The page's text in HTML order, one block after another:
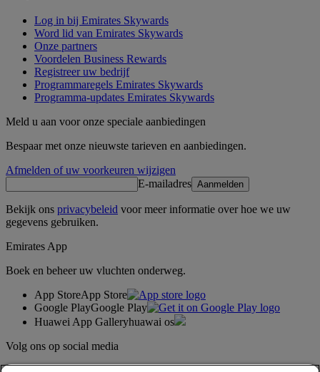
Log in bij Emirates Skywards
Word lid van Emirates Skywards
Onze partners
Voordelen Business Rewards
Registreer uw bedrijf
Programmaregels Emirates Skywards
Programma-updates Emirates Skywards
Meld u aan voor onze speciale aanbiedingen
Bespaar met onze nieuwste tarieven en aanbiedingen.
Afmelden of uw voorkeuren wijzigen
E-mailadres Aanmelden
Bekijk ons privacybeleid voor meer informatie over hoe we uw
gegevens gebruiken.
Emirates App
Boek en beheer uw vluchten onderweg.
App StoreApp Store
Google PlayGoogle Play
Huawei App Galleryhuawai os
Volg ons op social media